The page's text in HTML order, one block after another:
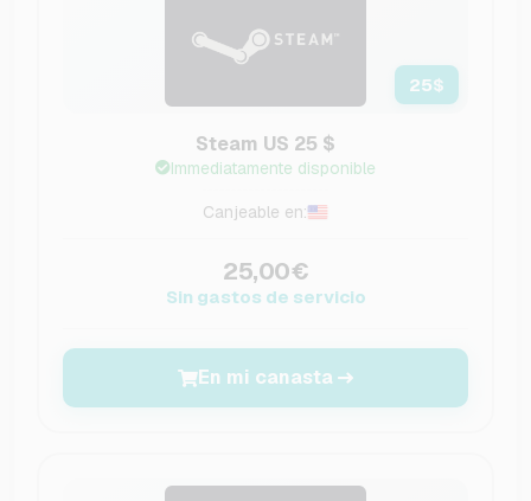
25$
Steam US 25 $
Immediatamente disponible
Canjeable en:
25,00€
Sin gastos de servicio
En mi canasta